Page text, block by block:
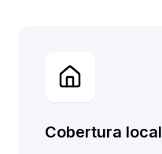
Cobertura local